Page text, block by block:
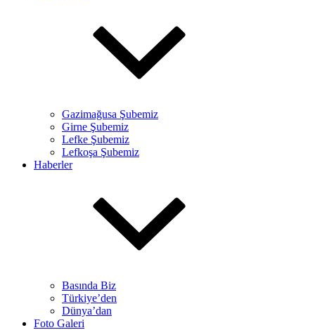
Gazimağusa Şubemiz
Girne Şubemiz
Lefke Şubemiz
Lefkoşa Şubemiz
Haberler
Basında Biz
Türkiye’den
Dünya’dan
Foto Galeri